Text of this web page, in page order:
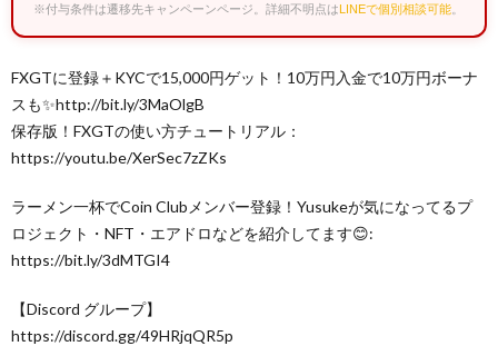
※付与条件は遷移先キャンペーンページ。詳細不明点はLINEで個別相談可能
FXGTに登録＋KYCで15,000円ゲット！10万円入金で10万円ボーナ
スも✨http://bit.ly/3MaOlgB
保存版！FXGTの使い方チュートリアル：
https://youtu.be/XerSec7zZKs
ラーメン一杯でCoin Clubメンバー登録！Yusukeが気になってるプ
ロジェクト・NFT・エアドロなどを紹介してます😊:
https://bit.ly/3dMTGI4
【Discord グループ】
https://discord.gg/49HRjqQR5p